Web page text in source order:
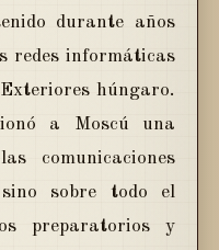
durante años
redes informáticas
húngaro.
a Moscú una
comunicaciones
sobre todo el
preparatorios y